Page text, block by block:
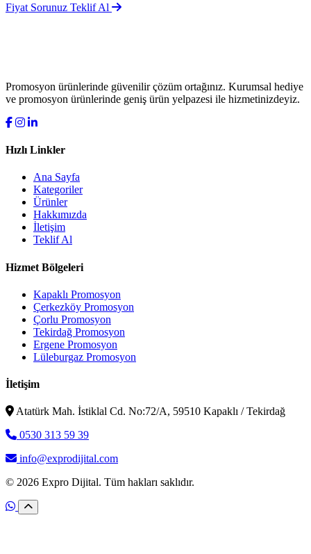
Fiyat Sorunuz Teklif Al
Promosyon ürünlerinde güvenilir çözüm ortağınız. Kurumsal hediye
ve promosyon ürünlerinde geniş ürün yelpazesi ile hizmetinizdeyiz.
Hızlı Linkler
Ana Sayfa
Kategoriler
Ürünler
Hakkımızda
İletişim
Teklif Al
Hizmet Bölgeleri
Kapaklı Promosyon
Çerkezköy Promosyon
Çorlu Promosyon
Tekirdağ Promosyon
Ergene Promosyon
Lüleburgaz Promosyon
İletişim
Atatürk Mah. İstiklal Cd. No:72/A, 59510 Kapaklı / Tekirdağ
0530 313 59 39
info@exprodijital.com
© 2026 Expro Dijital. Tüm hakları saklıdır.